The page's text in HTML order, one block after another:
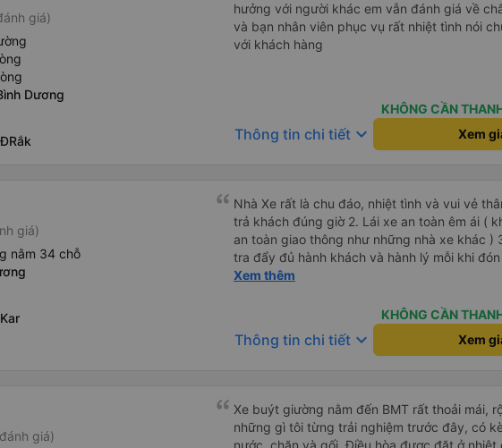
giá)
Dương
hưởng với người khác em vẫn đánh giá về chất lượng nhà xe
và bạn nhân viên phục vụ rất nhiệt tình nói
với khách hàng
KHÔNG CẦN
Thông tin chi tiết keyboard_arrow_down Xem
giá)
nằm 34 chỗ
Nhà Xe rất là chu đáo, nhiệt tình và vui vẻ thân
trả khách đúng giờ 2. Lái xe an toàn êm ái ( không chạy mất
an toàn giao thông như những nhà xe khác )
tra đẩy đủ hành khách và hành lý mỗi khi
Đặc biệt ngoài chăn gối và các tiện nghi khác,
được tặng kèm 1 lon nước yến ướp lạnh. Ok Trên cả tuyệt
theo. Chúc nhà xe tương lai càng phát triển và đội ngũ công
Xem thêm
KHÔNG CẦN
Thông tin chi tiết keyboard_arrow_down Xem
giá)
Xe buýt giường nằm đến BMT rất thoải mái,
những gì tôi từng trải nghiệm trước đây, có